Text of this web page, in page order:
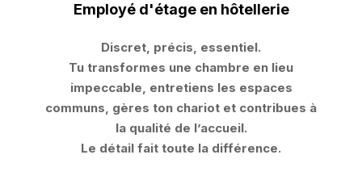
Employé d'étage en hôtellerie
Discret, précis, essentiel.
Tu transformes une chambre en lieu
impeccable, entretiens les espaces
communs, gères ton chariot et contribues à
la qualité de l’accueil.
Le détail fait toute la différence.